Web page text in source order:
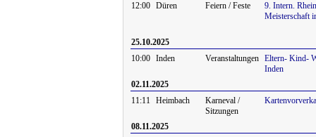
12:00 Düren Feiern / Feste
9. Intern.
Meisterschaft
25.10.2025
10:00 Inden Veranstaltungen Eltern- Kind-
Inden
02.11.2025
11:11 Heimbach
Karneval /
Sitzungen
08.11.2025